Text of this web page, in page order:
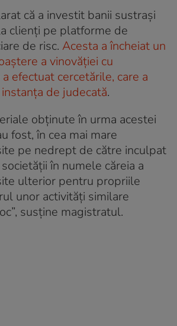
că a investit banii sustrași
clienți pe platforme de
de risc. Acesta a încheiat un
a vinovăției cu
efectuat cercetările, care a
de judecată.
obţinute în urma acestei
fost, în cea mai mare
pe nedrept de către inculpat
în numele căreia a
ulterior pentru propriile
unor activităţi similare
susține magistratul.